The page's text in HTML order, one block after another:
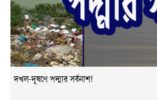
দখল-দূষণে পদ্মার সর্বনাশ!